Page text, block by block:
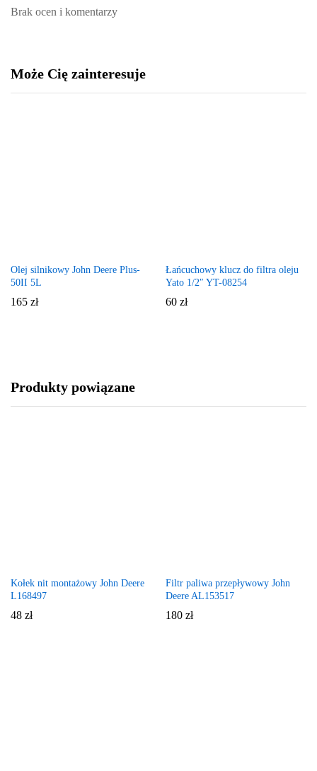
Brak ocen i komentarzy
Może Cię zainteresuje
Olej silnikowy John Deere Plus-
50II 5L
165 zł
Łańcuchowy klucz do filtra oleju
Yato 1/2″ YT-08254
60 zł
Produkty powiązane
Kołek nit montażowy John Deere
L168497
48 zł
Filtr paliwa przepływowy John
Deere AL153517
180 zł